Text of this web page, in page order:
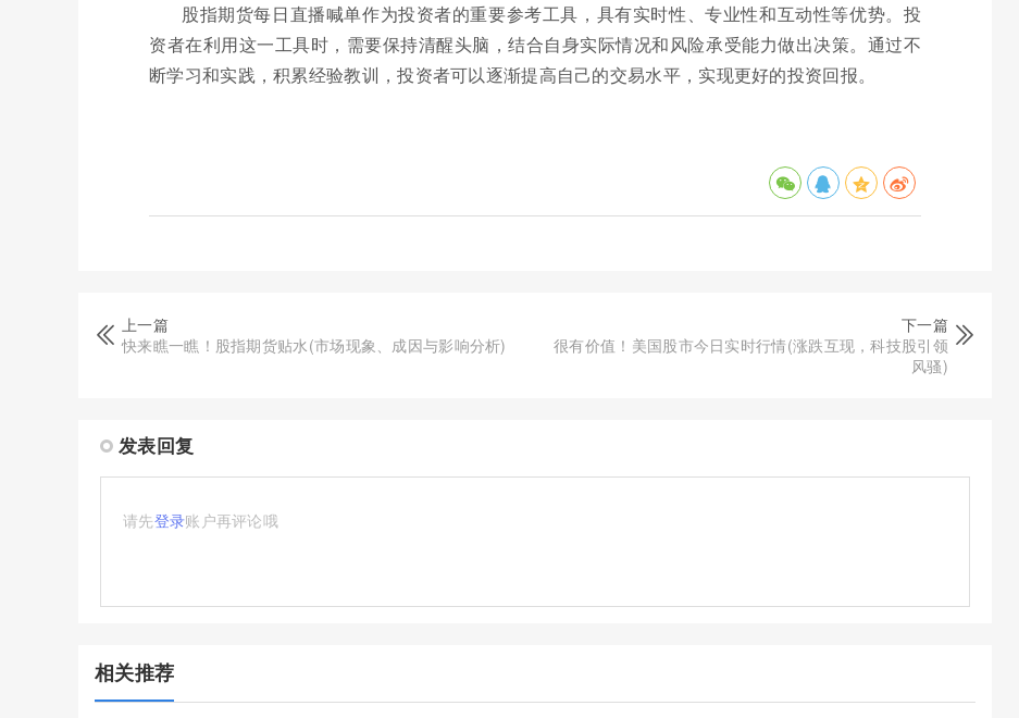
股指期货每日直播喊单作为投资者的重要参考工具，具有实时性、专业性和互动性等优势。投
资者在利用这一工具时，需要保持清醒头脑，结合自身实际情况和风险承受能力做出决策。通过不
断学习和实践，积累经验教训，投资者可以逐渐提高自己的交易水平，实现更好的投资回报。
上一篇
快来瞧一瞧！股指期货贴水(市场现象、成因与影响分析)
下一篇
很有价值！美国股市今日实时行情(涨跌互现，科技股引领
风骚)
发表回复
请先登录账户再评论哦
相关推荐